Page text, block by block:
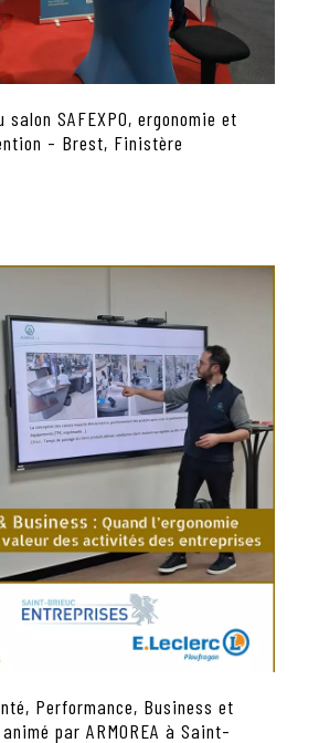
salon SAFEXPO, ergonomie et
- Brest, Finistère
Performance, Business et
par ARMOREA à Saint-